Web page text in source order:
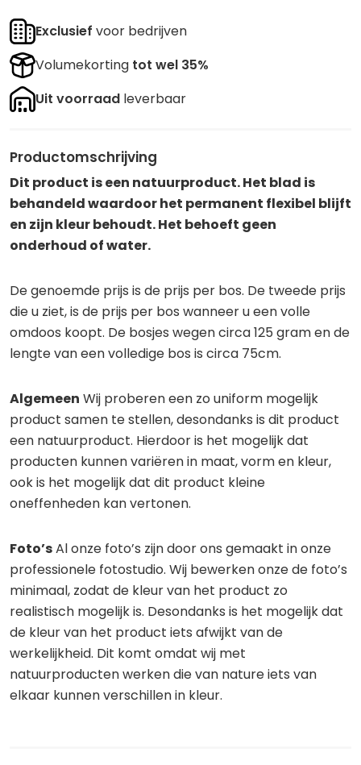
Exclusief voor bedrijven
Volumekorting tot wel 35%
Uit voorraadleverbaar
Productomschrijving
Dit product is een natuurproduct. Het blad is
behandeld waardoor het permanent flexibel blijft
en zijn kleur behoudt. Het behoeft geen
onderhoud of water.
De genoemde prijs is de prijs per bos. De tweede prijs
die u ziet, is de prijs per bos wanneer u een volle
omdoos koopt. De bosjes wegen circa 125 gram en de
lengte van een volledige bos is circa 75cm.
Algemeen Wij proberen een zo uniform mogelijk
product samen te stellen, desondanks is dit product
een natuurproduct. Hierdoor is het mogelijk dat
producten kunnen variëren in maat, vorm en kleur,
ook is het mogelijk dat dit product kleine
oneffenheden kan vertonen.
Foto’sAl onze foto’s zijn door ons gemaakt in onze
professionele fotostudio. Wij bewerken onze de foto’s
minimaal, zodat de kleur van het product zo
realistisch mogelijk is. Desondanks is het mogelijk dat
de kleur van het product iets afwijkt van de
werkelijkheid. Dit komt omdat wij met
natuurproducten werken die van nature iets van
elkaar kunnen verschillen in kleur.